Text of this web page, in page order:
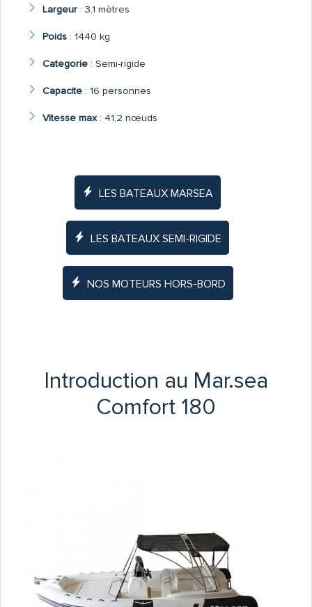
Largeur: 3,1 mètres
Poids: 1440 kg
Categorie: Semi-rigide
Capacite: 16 personnes
Vitesse max: 41,2 nœuds
LES BATEAUX MARSEA
LES BATEAUX SEMI-RIGIDE
NOS MOTEURS HORS-BORD
Introduction au Mar.sea
Comfort 180